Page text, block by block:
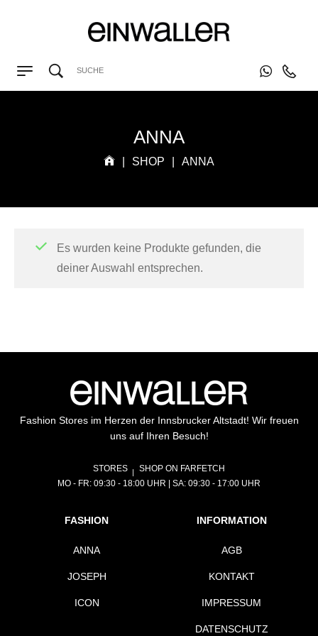
ANNA
SHOP ANNA
Es wurden keine Produkte gefunden, die
deiner Auswahl entsprechen.
Fashion Stores im Herzen der Innsbrucker Altstadt! Wir freuen
uns auf Ihren Besuch!
STORES
SHOP ON FARFETCH
MO - FR: 09:30 - 18:00 UHR | SA: 09:30 - 17:00 UHR
FASHION
ANNA
JOSEPH
ICON
INFORMATION
AGB
KONTAKT
IMPRESSUM
DATENSCHUTZ